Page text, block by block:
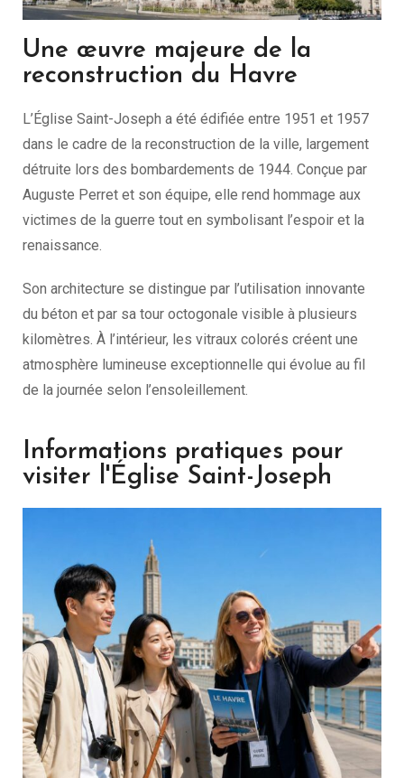
Une œuvre majeure de la
reconstruction du Havre
L’Église Saint-Joseph a été édifiée entre 1951 et 1957
dans le cadre de la reconstruction de la ville, largement
détruite lors des bombardements de 1944. Conçue par
Auguste Perret et son équipe, elle rend hommage aux
victimes de la guerre tout en symbolisant l’espoir et la
renaissance.
Son architecture se distingue par l’utilisation innovante
du béton et par sa tour octogonale visible à plusieurs
kilomètres. À l’intérieur, les vitraux colorés créent une
atmosphère lumineuse exceptionnelle qui évolue au fil
de la journée selon l’ensoleillement.
Informations pratiques pour
visiter l'Église Saint-Joseph